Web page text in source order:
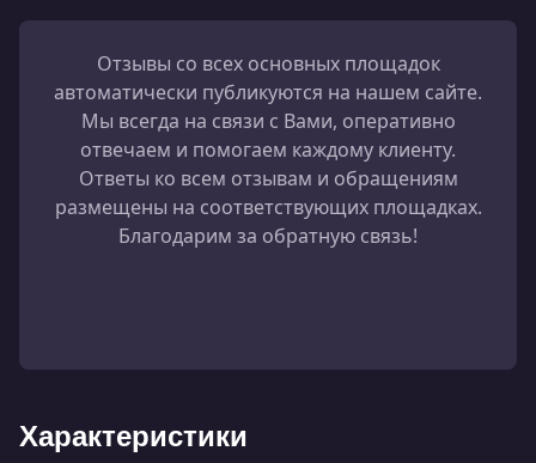
Отзывы со всех основных площадок
автоматически публикуются на нашем сайте.
Мы всегда на связи с Вами, оперативно
отвечаем и помогаем каждому клиенту.
Ответы ко всем отзывам и обращениям
размещены на соответствующих площадках.
Благодарим за обратную связь!
Характеристики